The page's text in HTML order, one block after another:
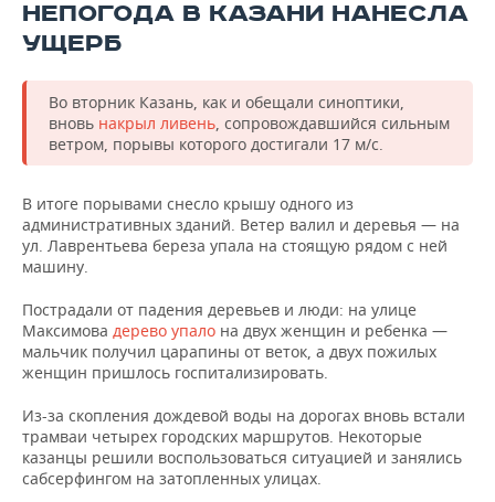
НЕПОГОДА В КАЗАНИ НАНЕСЛА
УЩЕРБ
Во вторник Казань, как и обещали синоптики,
вновь накрыл ливень , сопровождавшийся сильным
ветром, порывы которого достигали 17 м/с.
В итоге порывами снесло крышу одного из
административных зданий. Ветер валил и деревья — на
ул. Лаврентьева береза упала на стоящую рядом с ней
машину.
Пострадали от падения деревьев и люди: на улице
Максимова дерево упало на двух женщин и ребенка —
мальчик получил царапины от веток, а двух пожилых
женщин пришлось госпитализировать.
Из-за скопления дождевой воды на дорогах вновь встали
трамваи четырех городских маршрутов. Некоторые
казанцы решили воспользоваться ситуацией и занялись
сабсерфингом на затопленных улицах.